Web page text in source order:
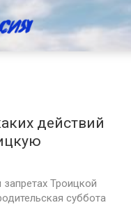
действий
Троицкой
суббота